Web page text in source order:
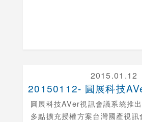
2015.01.12
圓展科技AVer視訊會議系統推
多點擴充授權方案台灣國產視訊